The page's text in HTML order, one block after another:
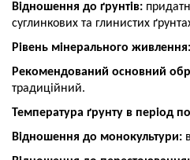
Відношення до ґрунтів:
суглинкових та глинистих
Рівень мінерального живлення:
Рекомендований основний
традиційний.
Температура ґрунту в період
Відношення до монокультури: